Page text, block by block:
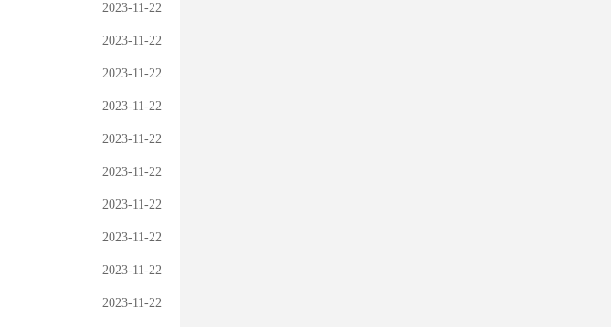
2023-11-22
2023-11-22
2023-11-22
2023-11-22
2023-11-22
2023-11-22
2023-11-22
2023-11-22
2023-11-22
2023-11-22